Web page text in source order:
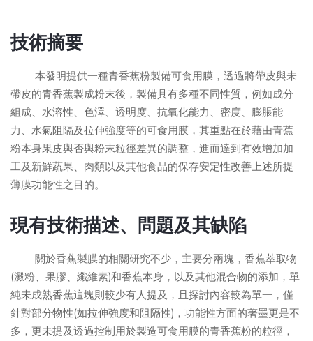
技術摘要
本發明提供一種青香蕉粉製備可食用膜，透過將帶皮與未
帶皮的青香蕉製成粉末後，製備具有多種不同性質，例如成分
組成、水溶性、色澤、透明度、抗氧化能力、密度、膨脹能
力、水氣阻隔及拉伸強度等的可食用膜，其重點在於藉由青蕉
粉本身果皮與否與粉末粒徑差異的調整，進而達到有效增加加
工及新鮮蔬果、肉類以及其他食品的保存安定性改善上述所提
薄膜功能性之目的。
現有技術描述、問題及其缺陷
關於香蕉製膜的相關研究不少，主要分兩塊，香蕉萃取物
(澱粉、果膠、纖維素)和香蕉本身，以及其他混合物的添加，單
純未成熟香蕉這塊則較少有人提及，且探討內容較為單一，僅
針對部分物性(如拉伸強度和阻隔性)，功能性方面的著墨更是不
多，更未提及透過控制用於製造可食用膜的青香蕉粉的粒徑，